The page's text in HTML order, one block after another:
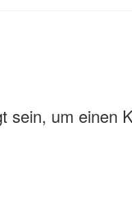
sein, um einen